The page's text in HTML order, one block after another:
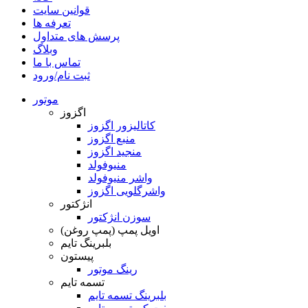
قوانین سایت
تعرفه ها
پرسش های متداول
وبلاگ
تماس با ما
ثبت نام/ورود
موتور
اگزوز
کاتالیزور اگزوز
منبع اگزوز
منجید اگزوز
منیوفولد
واشر منیوفولد
واشرگلویی اگزوز
انژکتور
سوزن انژکتور
اویل پمپ (پمپ روغن)
بلبرینگ تایم
پیستون
رینگ موتور
تسمه تایم
بلبرینگ تسمه تایم